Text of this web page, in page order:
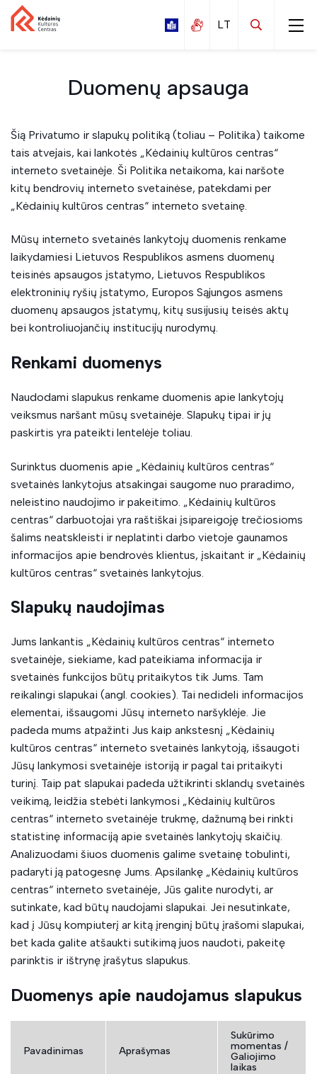
Kalnaberžės
Labūnavos
Nociūnų
Surviliškio
Tiskūnų
Vilainių
Duomenų apsauga
Šią Privatumo ir slapukų politiką (toliau – Politika) taikome
tais atvejais, kai lankotės „Kėdainių kultūros centras“
interneto svetainėje. Ši Politika netaikoma, kai naršote
kitų bendrovių interneto svetainėse, patekdami per
„Kėdainių kultūros centras“ interneto svetainę.
Mūsų interneto svetainės lankytojų duomenis renkame
laikydamiesi Lietuvos Respublikos asmens duomenų
teisinės apsaugos įstatymo, Lietuvos Respublikos
elektroninių ryšių įstatymo, Europos Sąjungos asmens
duomenų apsaugos įstatymų, kitų susijusių teisės aktų
bei kontroliuojančių institucijų nurodymų.
Renkami duomenys
Naudodami slapukus renkame duomenis apie lankytojų
veiksmus naršant mūsų svetainėje. Slapukų tipai ir jų
paskirtis yra pateikti lentelėje toliau.
Surinktus duomenis apie „Kėdainių kultūros centras“
svetainės lankytojus atsakingai saugome nuo praradimo,
neleistino naudojimo ir pakeitimo. „Kėdainių kultūros
centras“ darbuotojai yra raštiškai įsipareigoję trečiosioms
šalims neatskleisti ir neplatinti darbo vietoje gaunamos
informacijos apie bendrovės klientus, įskaitant ir „Kėdainių
kultūros centras“ svetainės lankytojus.
Slapukų naudojimas
Jums lankantis „Kėdainių kultūros centras“ interneto
svetainėje, siekiame, kad pateikiama informacija ir
svetainės funkcijos būtų pritaikytos tik Jums. Tam
reikalingi slapukai (angl. cookies). Tai nedideli informacijos
elementai, išsaugomi Jūsų interneto naršyklėje. Jie
padeda mums atpažinti Jus kaip ankstesnį „Kėdainių
kultūros centras“ interneto svetainės lankytoją, išsaugoti
Jūsų lankymosi svetainėje istoriją ir pagal tai pritaikyti
turinį. Taip pat slapukai padeda užtikrinti sklandų svetainės
veikimą, leidžia stebėti lankymosi „Kėdainių kultūros
centras“ interneto svetainėje trukmę, dažnumą bei rinkti
statistinę informaciją apie svetainės lankytojų skaičių.
Analizuodami šiuos duomenis galime svetainę tobulinti,
padaryti ją patogesnę Jums. Apsilankę „Kėdainių kultūros
centras“ interneto svetainėje, Jūs galite nurodyti, ar
sutinkate, kad būtų naudojami slapukai. Jei nesutinkate,
kad į Jūsų kompiuterį ar kitą įrenginį būtų įrašomi slapukai,
bet kada galite atšaukti sutikimą juos naudoti, pakeitę
parinktis ir ištrynę įrašytus slapukus.
Duomenys apie naudojamus slapukus
Pavadinimas Aprašymas
Sukūrimo
momentas /
Galiojimo
laikas